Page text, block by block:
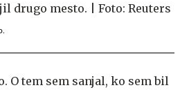
O tem sem sanjal, ko sem bil